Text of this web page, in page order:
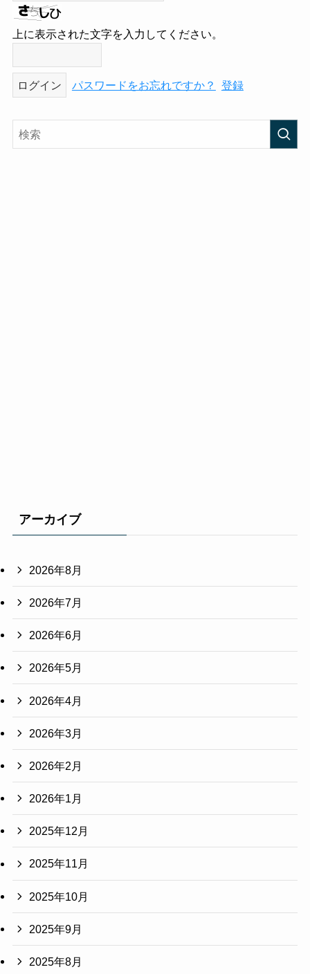
上に表示された文字を入力してください。
パスワードをお忘れですか？ 登録
アーカイブ
2026年8月
2026年7月
2026年6月
2026年5月
2026年4月
2026年3月
2026年2月
2026年1月
2025年12月
2025年11月
2025年10月
2025年9月
2025年8月